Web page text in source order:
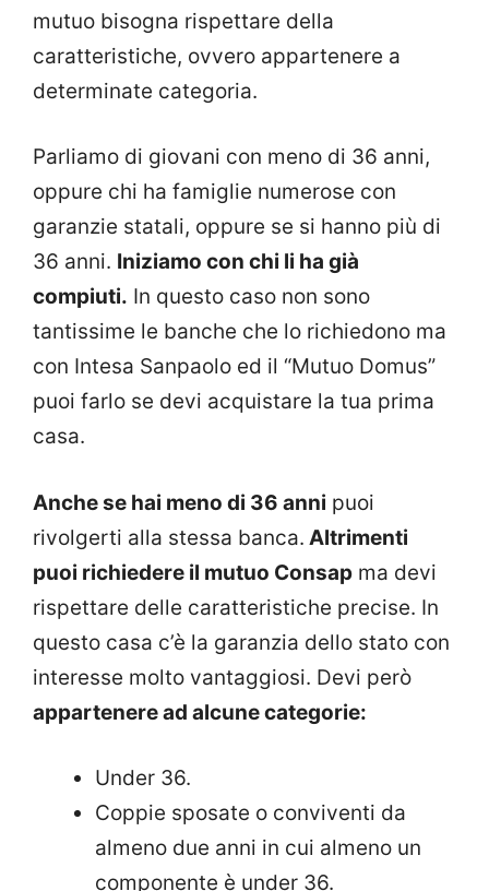
mutuo bisogna rispettare della
caratteristiche, ovvero appartenere a
determinate categoria.
Parliamo di giovani con meno di 36 anni,
oppure chi ha famiglie numerose con
garanzie statali, oppure se si hanno più di
36 anni. Iniziamo con chi li ha già
compiuti. In questo caso non sono
tantissime le banche che lo richiedono ma
con Intesa Sanpaolo ed il “Mutuo Domus”
puoi farlo se devi acquistare la tua prima
casa.
Anche se hai meno di 36 anni puoi
rivolgerti alla stessa banca. Altrimenti
puoi richiedere il mutuo Consap ma devi
rispettare delle caratteristiche precise. In
questo casa c’è la garanzia dello stato con
interesse molto vantaggiosi. Devi però
appartenere ad alcune categorie:
Under 36.
Coppie sposate o conviventi da
almeno due anni in cui almeno un
componente è under 36.